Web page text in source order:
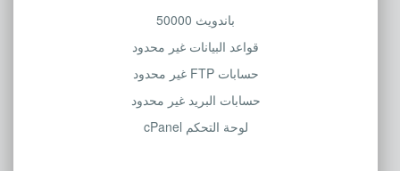
باندويث 50000
قواعد البيانات غير محدود
حسابات FTP غير محدود
حسابات البريد غير محدود
لوحة التحكم cPanel